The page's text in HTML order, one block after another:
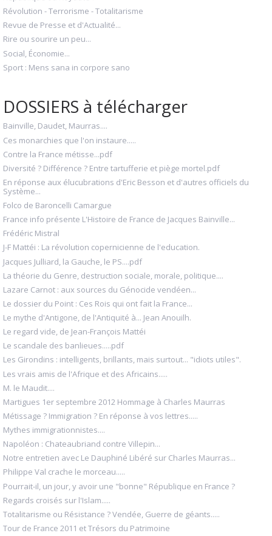
Révolution - Terrorisme - Totalitarisme
Revue de Presse et d'Actualité...
Rire ou sourire un peu...
Social, Économie...
Sport : Mens sana in corpore sano
DOSSIERS à télécharger
Bainville, Daudet, Maurras....
Ces monarchies que l'on instaure.....
Contre la France métisse...pdf
Diversité ? Différence ? Entre tartufferie et piège mortel.pdf
En réponse aux élucubrations d'Eric Besson et d'autres officiels du
Système...
Folco de Baroncelli Camargue
France info présente L'Histoire de France de Jacques Bainville...
Frédéric Mistral
J-F Mattéi : La révolution copernicienne de l'education.
Jacques Julliard, la Gauche, le PS....pdf
La théorie du Genre, destruction sociale, morale, politique....
Lazare Carnot : aux sources du Génocide vendéen...
Le dossier du Point : Ces Rois qui ont fait la France...
Le mythe d'Antigone, de l'Antiquité à... Jean Anouilh.
Le regard vide, de Jean-François Mattéi
Le scandale des banlieues.....pdf
Les Girondins : intelligents, brillants, mais surtout... "idiots utiles".
Les vrais amis de l'Afrique et des Africains.....
M. le Maudit....
Martigues 1er septembre 2012 Hommage à Charles Maurras
Métissage ? Immigration ? En réponse à vos lettres.....
Mythes immigrationnistes....
Napoléon : Chateaubriand contre Villepin...
Notre entretien avec Le Dauphiné Libéré sur Charles Maurras...
Philippe Val crache le morceau.....
Pourrait-il, un jour, y avoir une "bonne" République en France ?
Regards croisés sur l'Islam.....
Totalitarisme ou Résistance ? Vendée, Guerre de géants.....
Tour de France 2011 et Trésors du Patrimoine